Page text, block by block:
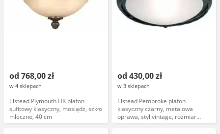
od 768,00 zł
w 4 sklepach
Elstead Plymouth HK plafon
sufitowy klasyczny, mosiądz, szkło
mleczne, 40 cm
od 430,00 zł
w 3 sklepach
Elstead Pembroke plafon
klasyczny czarny, metalowa
oprawa, styl vintage, rozmiar
średni